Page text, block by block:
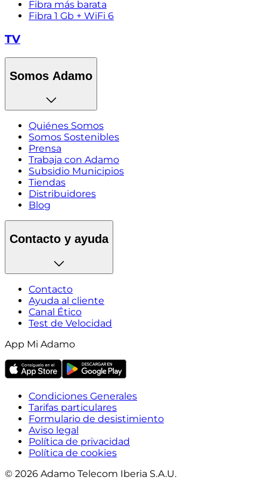
Fibra más barata
Fibra 1 Gb + WiFi 6
TV
Somos Adamo
Quiénes Somos
Somos Sostenibles
Prensa
Trabaja con Adamo
Subsidio Municipios
Tiendas
Distribuidores
Blog
Contacto y ayuda
Contacto
Ayuda al cliente
Canal Ético
Test de Velocidad
App Mi Adamo
Condiciones Generales
Tarifas particulares
Formulario de desistimiento
Aviso legal
Política de privacidad
Política de cookies
© 2026 Adamo Telecom Iberia S.A.U.